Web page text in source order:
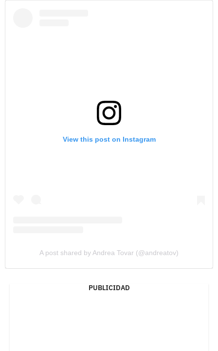
View this post on Instagram
A post shared by Andrea Tovar (@andreatov)
PUBLICIDAD